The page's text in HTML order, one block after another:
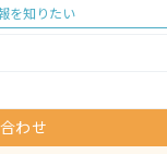
を知りたい
わせ